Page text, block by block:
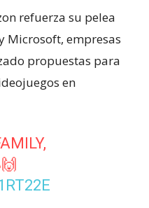
refuerza su pelea
Microsoft, empresas
propuestas para
en